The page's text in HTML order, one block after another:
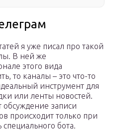
я уже писал про такой
В ней же
этого вида
то каналы – это что-то
инструмент для
или ленты новостей.
записи
происходит только при
бота.